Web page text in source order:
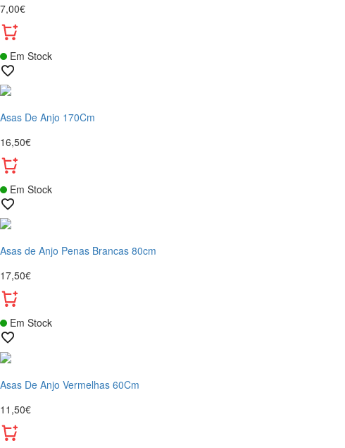
7,00€
Em Stock
Asas De Anjo 170Cm
16,50€
Em Stock
Asas de Anjo Penas Brancas 80cm
17,50€
Em Stock
Asas De Anjo Vermelhas 60Cm
11,50€